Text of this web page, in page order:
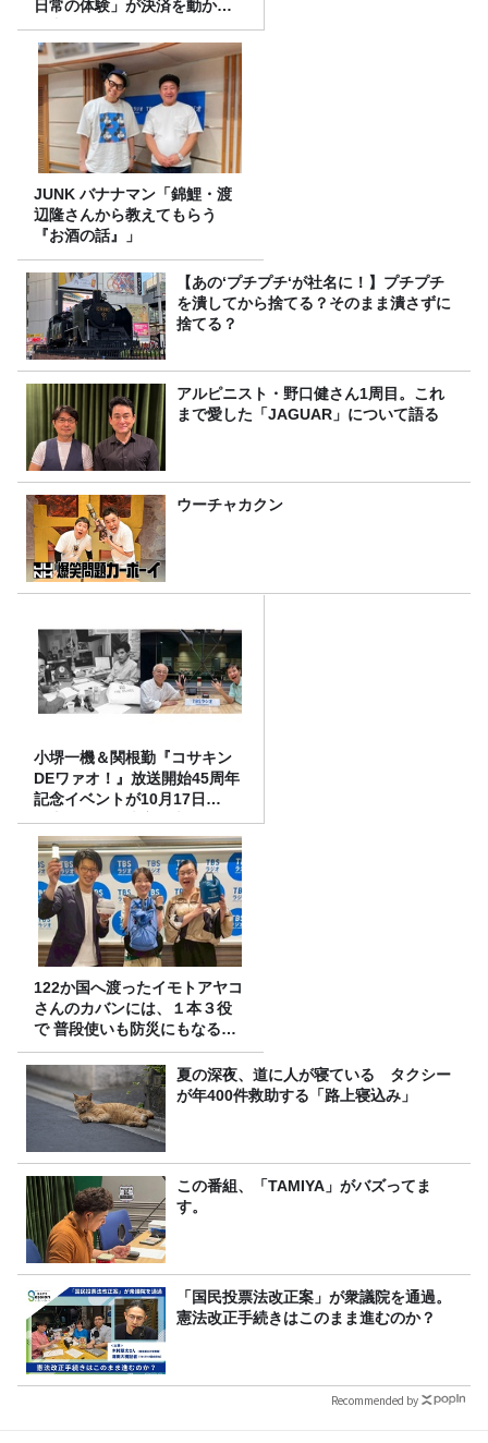
日常の体験」が決済を動かす
理由
JUNK バナナマン「錦鯉・渡
辺隆さんから教えてもらう
『お酒の話』」
【あの‘プチプチ‘が社名に！】プチプチ
を潰してから捨てる？そのまま潰さずに
捨てる？
アルピニスト・野口健さん1周目。これ
まで愛した「JAGUAR」について語る
ウーチャカクン
小堺一機＆関根勤『コサキン
DEワァオ！』放送開始45周年
記念イベントが10月17日
（土）に開催決定！本日より
FC先行受付スタート！
122か国へ渡ったイモトアヤコ
さんのカバンには、１本３役
で 普段使いも防災にもなる最
強の棒が入っていた！
夏の深夜、道に人が寝ている タクシー
が年400件救助する「路上寝込み」
この番組、「TAMIYA」がバズってま
す。
「国民投票法改正案」が衆議院を通過。
憲法改正手続きはこのまま進むのか？
Recommended by